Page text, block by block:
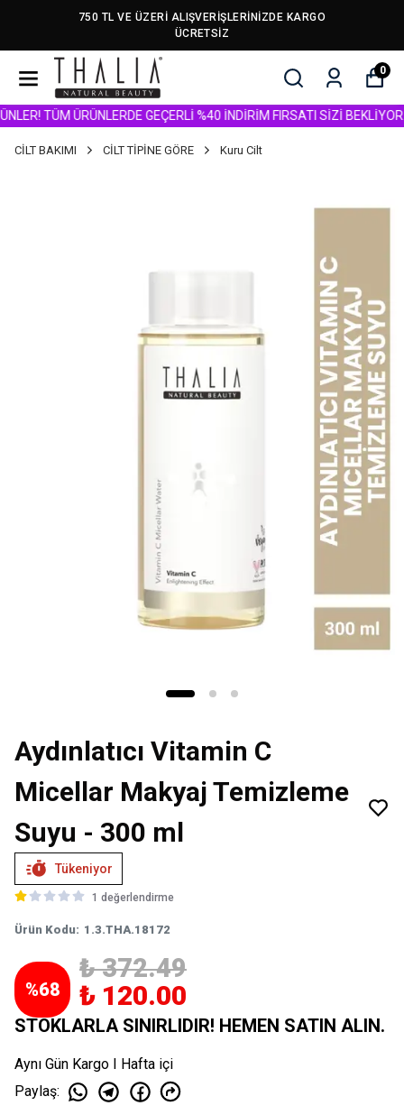
750 TL VE ÜZERİ ALIŞVERİŞLERİNİZDE KARGO
ÜCRETSİZ
0
TÜM ÜRÜNLERDE GEÇERLİ %40 İNDİRİM FIRSATI SİZİ BEKLİYOR.
CİLT BAKIMI CİLT TİPİNE GÖRE Kuru Cilt
Aydınlatıcı Vitamin C
Micellar Makyaj Temizleme
Suyu - 300 ml
Tükeniyor
1 değerlendirme
Ürün Kodu: 1.3.THA.18172
%68
₺ 372.49
₺ 120.00
STOKLARLA SINIRLIDIR! HEMEN SATIN ALIN.
Aynı Gün Kargo I Hafta içi
Paylaş: